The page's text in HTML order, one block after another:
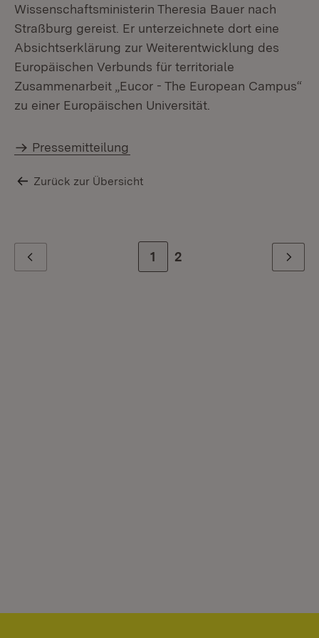
Wissenschaftsministerin Theresia Bauer nach
Straßburg gereist. Er unterzeichnete dort eine
Absichtserklärung zur Weiterentwicklung des
Europäischen Verbunds für territoriale
Zusammenarbeit „Eucor - The European Campus“
zu einer Europäischen Universität.
Pressemitteilung
Zurück zur Übersicht
Zur Seite
1 Zur letzten Seite
2 Weiter